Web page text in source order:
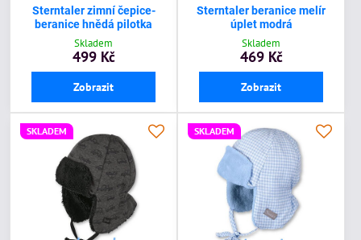
Sterntaler zimní čepice-
beranice hnědá pilotka
Skladem
499 Kč
Zobrazit
Sterntaler beranice melír
úplet modrá
Skladem
469 Kč
Zobrazit
SKLADEM SKLADEM